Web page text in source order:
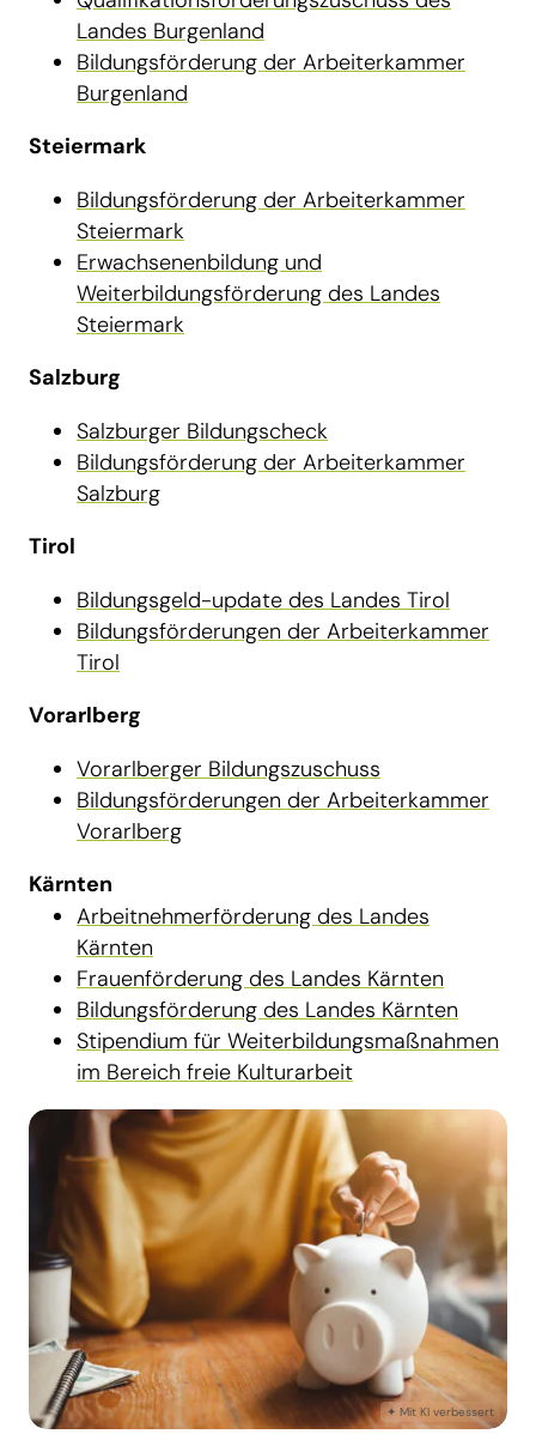
Landes Burgenland
Bildungsförderung der Arbeiterkammer
Burgenland
Steiermark
Bildungsförderung der Arbeiterkammer
Steiermark
Erwachsenenbildung und
Weiterbildungsförderung des Landes
Steiermark
Salzburg
Salzburger Bildungscheck
Bildungsförderung der Arbeiterkammer
Salzburg
Tirol
Bildungsgeld-update des Landes Tirol
Bildungsförderungen der Arbeiterkammer
Tirol
Vorarlberg
Vorarlberger Bildungszuschuss
Bildungsförderungen der Arbeiterkammer
Vorarlberg
Kärnten
Arbeitnehmerförderung des Landes
Kärnten
Frauenförderung des Landes Kärnten
Bildungsförderung des Landes Kärnten
Stipendium für Weiterbildungsmaßnahmen
im Bereich freie Kulturarbeit